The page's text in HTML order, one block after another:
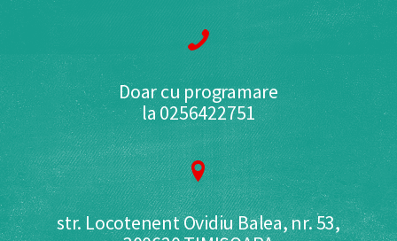
Doar cu programare
la 0256422751
str. Locotenent Ovidiu Balea, nr. 53,